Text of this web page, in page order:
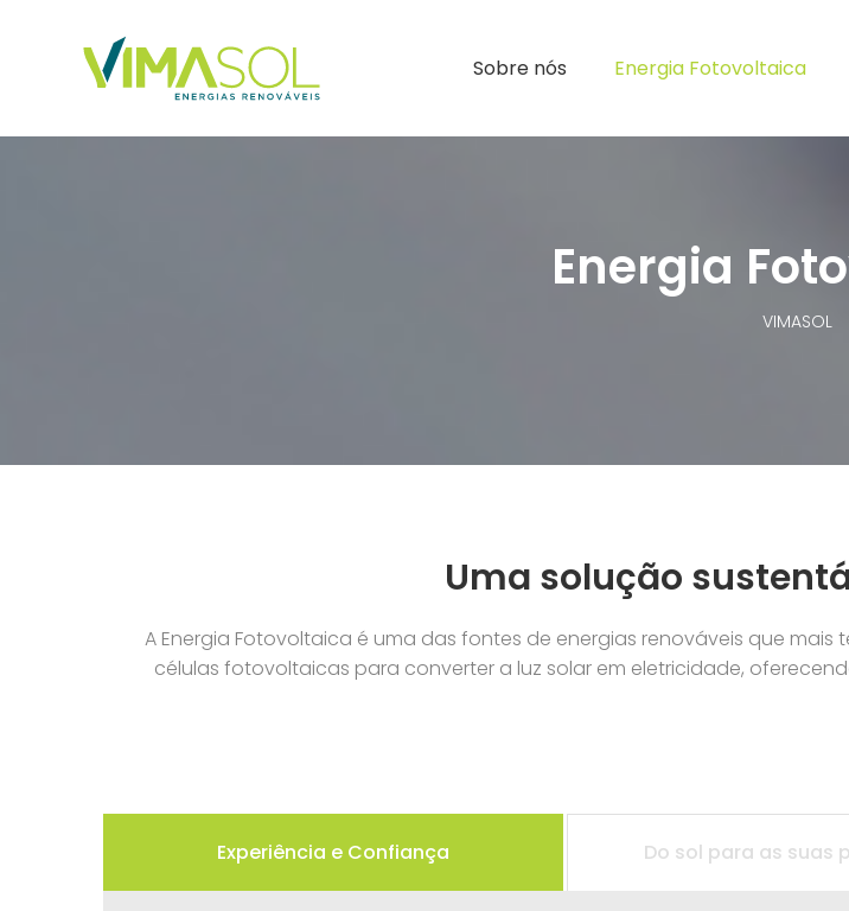
Sobre nós Energia Fotovoltaica
Energia
VIMASOL
Uma solução
A Energia Fotovoltaica é uma das fontes de energias renováveis que
células fotovoltaicas para converter a luz solar em eletricidade,
Experiência e Confiança Do sol para as suas